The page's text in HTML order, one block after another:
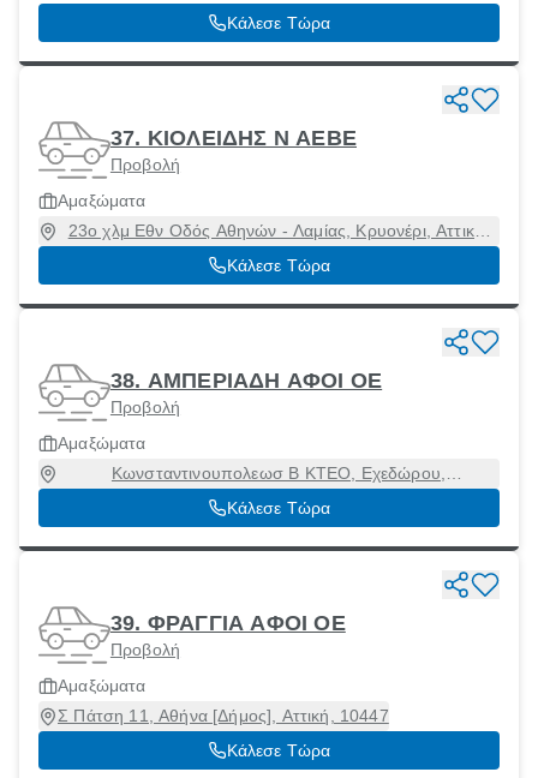
Κάλεσε Τώρα
37. ΚΙΟΛΕΙΔΗΣ Ν ΑΕΒΕ
Προβολή
Αμαξώματα
23ο χλμ Εθν Οδός Αθηνών - Λαμίας, Κρυονέρι, Αττική,
14568
Κάλεσε Τώρα
38. ΑΜΠΕΡΙΑΔΗ ΑΦΟΙ ΟΕ
Προβολή
Αμαξώματα
Κωνσταντινουπολεωσ Β ΚΤΕΟ, Εχεδώρου,
Θεσσαλονίκη, 57009
Κάλεσε Τώρα
39. ΦΡΑΓΓΙΑ ΑΦΟΙ ΟΕ
Προβολή
Αμαξώματα
Σ Πάτση 11, Αθήνα [Δήμος], Αττική, 10447
Κάλεσε Τώρα